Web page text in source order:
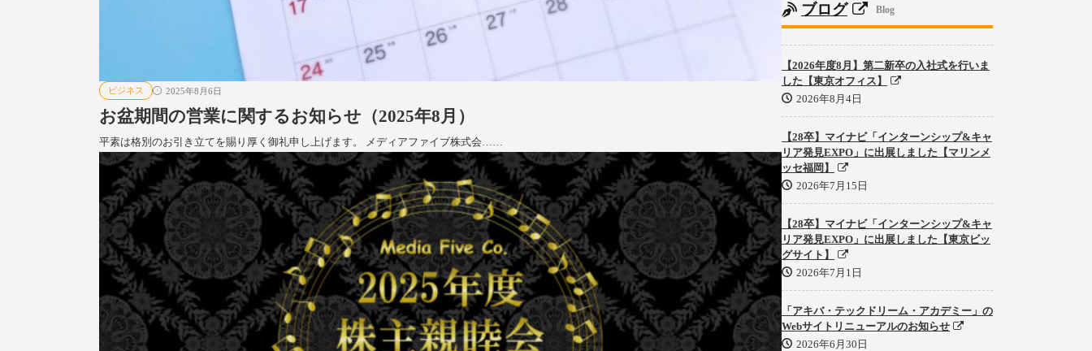
ビジネス 2025年8月6日
お盆期間の営業に関するお知らせ（2025年8月）
平素は格別のお引き立てを賜り厚く御礼申し上げます。 メディアファイブ株式会……
ブログ Blog
【2026年度8月】第二新卒の入社式を行いま
した【東京オフィス】
2026年8月4日
【28卒】マイナビ「インターンシップ&キャ
リア発見EXPO」に出展しました【マリンメ
ッセ福岡】
2026年7月15日
【28卒】マイナビ「インターンシップ&キャ
リア発見EXPO」に出展しました【東京ビッ
グサイト】
2026年7月1日
「アキバ・テックドリーム・アカデミー」の
Webサイトリニューアルのお知らせ
2026年6月30日